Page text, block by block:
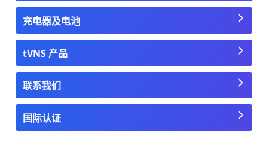
充电器及电池
tVNS 产品
联系我们
国际认证